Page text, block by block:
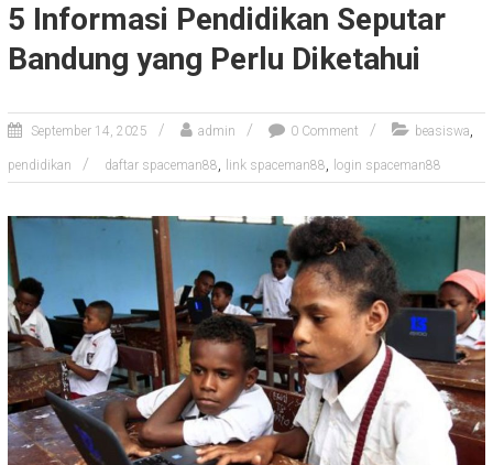
5 Informasi Pendidikan Seputar
Bandung yang Perlu Diketahui
September 14, 2025 admin 0 Comment beasiswa,
pendidikan daftar spaceman88, link spaceman88, login spaceman88